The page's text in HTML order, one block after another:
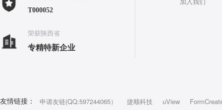
T000052
荣获陕西省
专精特新企业
友情链接： 申请友链(QQ:597244065） 捷顺科技 uView